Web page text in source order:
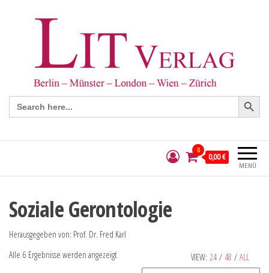
Search
for:
Search Button
MENÜ
0
0,00 €
Soziale Gerontologie
Herausgegeben von: Prof. Dr. Fred Karl
VIEW: 24 / 48 / ALL
Alle 6 Ergebnisse werden angezeigt